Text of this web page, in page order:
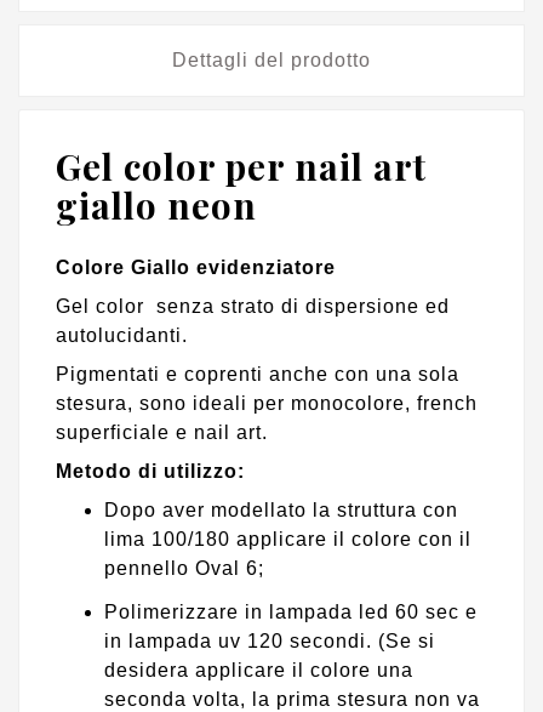
Dettagli del prodotto
Gel color per nail art
giallo neon
Colore Giallo evidenziatore
Gel color senza strato di dispersione ed
autolucidanti.
Pigmentati e coprenti anche con una sola
stesura, sono ideali per monocolore, french
superficiale e nail art.
Metodo di utilizzo:
Dopo aver modellato la struttura con
lima 100/180 applicare il colore con il
pennello Oval 6;
Polimerizzare in lampada led 60 sec e
in lampada uv 120 secondi. (Se si
desidera applicare il colore una
seconda volta, la prima stesura non va